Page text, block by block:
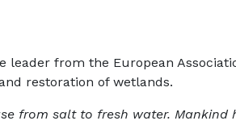
leader from the European
restoration of wetlands.
from salt to fresh water. Mankind